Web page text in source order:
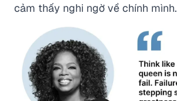
cảm thấy nghi ngờ về chính mình.